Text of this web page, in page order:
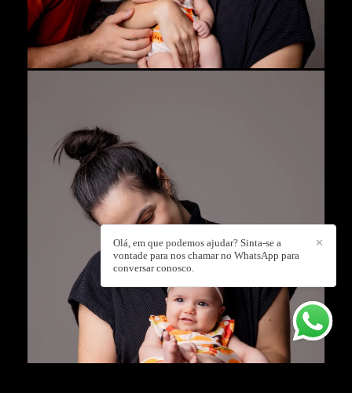
✕
Olá, em que podemos ajudar? Sinta-se a
vontade para nos chamar no WhatsApp para
conversar conosco.